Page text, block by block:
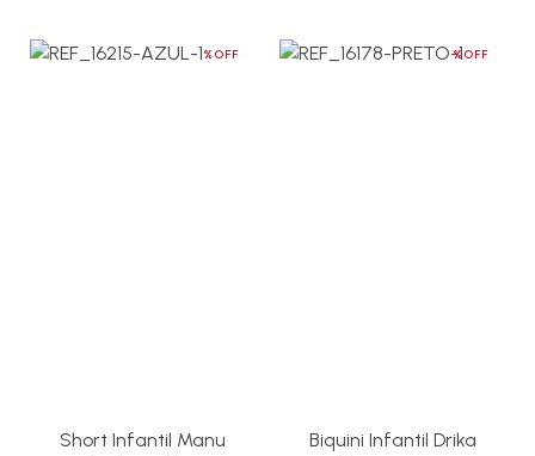
%OFF
Short Infantil Manu
%OFF
Biquini Infantil Drika